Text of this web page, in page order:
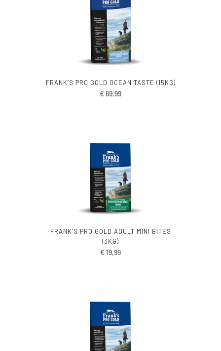
FRANK’S PRO GOLD OCEAN TASTE (15KG)
€ 69,99
FRANK’S PRO GOLD ADULT MINI BITES
(3KG)
€ 19,99